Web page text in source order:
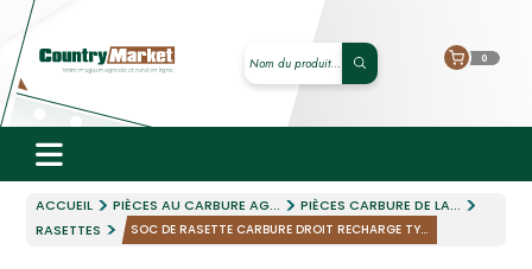
0
ACCUEIL PIÈCES AU CARBURE AG...
PIÈCES CARBURE DE LA...
RASETTES
SOC DE RASETTE CARBURE DROIT RECHARGE TY...